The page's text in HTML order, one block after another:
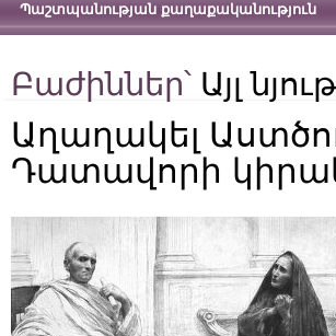
Պաշտպանության քաղաքականություն
Բաժիններ՝ Այլ
Աղաղակել
Դատավորի